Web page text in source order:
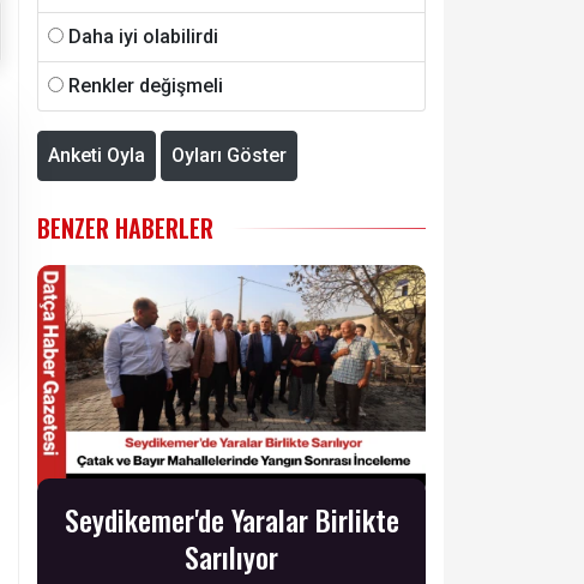
Daha iyi olabilirdi
Renkler değişmeli
Anketi Oyla Oyları Göster
BENZER HABERLER
Seydikemer'de Yaralar Birlikte
Sarılıyor